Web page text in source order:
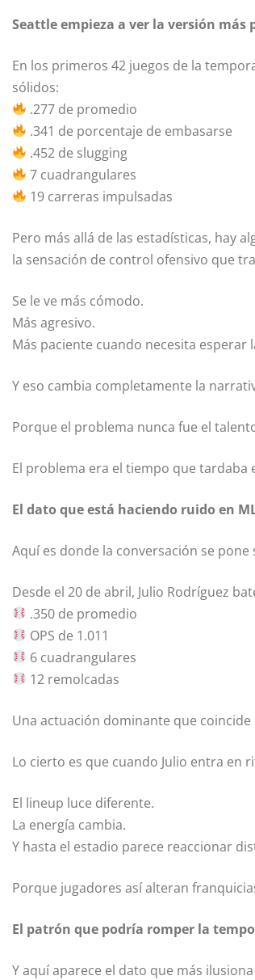
Seattle empieza a ver la versión más
En los primeros 42 juegos de la
sólidos:
.277 de promedio
.341 de porcentaje de embasarse
.452 de slugging
7 cuadrangulares
19 carreras impulsadas
Pero más allá de las estadísticas, hay
la sensación de control ofensivo que
Se le ve más cómodo.
Más agresivo.
Más paciente cuando necesita esperar
Y eso cambia completamente la
Porque el problema nunca fue el
El problema era el tiempo que tardaba
El dato que está haciendo ruido en
Aquí es donde la conversación se pone
Desde el 20 de abril, Julio Rodríguez
.350 de promedio
OPS de 1.011
6 cuadrangulares
12 remolcadas
Una actuación dominante que
Lo cierto es que cuando Julio entra en
El lineup luce diferente.
La energía cambia.
Y hasta el estadio parece reaccionar
Porque jugadores así alteran
El patrón que podría romper la
Y aquí aparece el dato que más